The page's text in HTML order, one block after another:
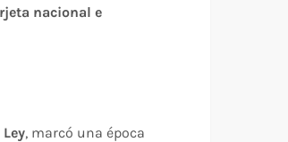
nacional e
Ley, marcó una época